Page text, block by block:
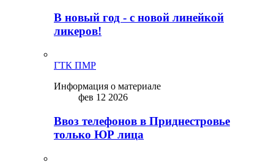
В новый год - с новой линейкой
ликepoв!
ГТК ПМР
Информация о материале
фев 12 2026
Ввоз телефонов в Приднестровье
только ЮР лица